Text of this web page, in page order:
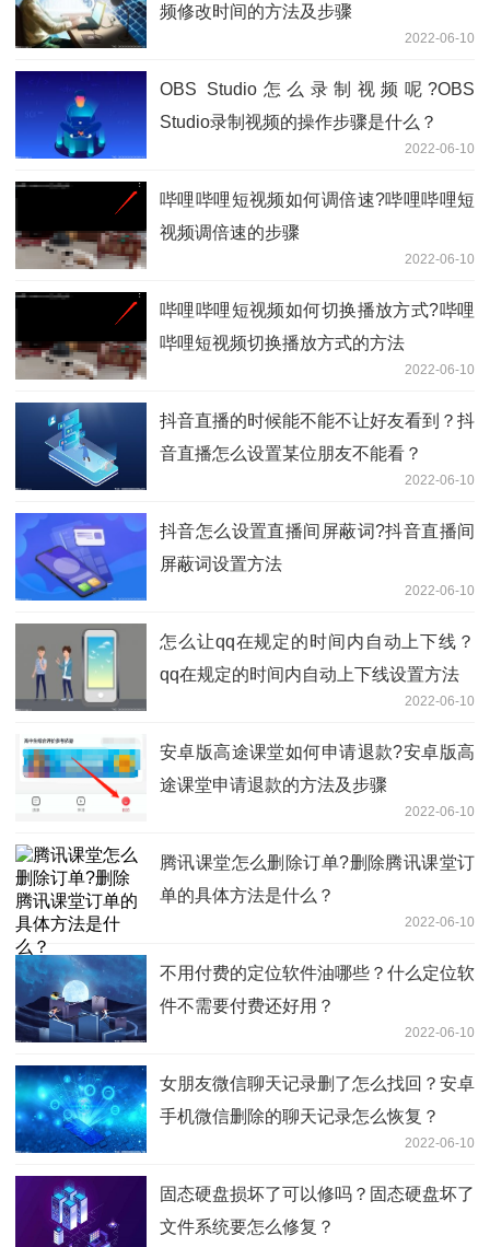
频修改时间的方法及步骤
2022-06-10
OBS Studio怎么录制视频呢?OBS
Studio录制视频的操作步骤是什么？
2022-06-10
哔哩哔哩短视频如何调倍速?哔哩哔哩短
视频调倍速的步骤
2022-06-10
哔哩哔哩短视频如何切换播放方式?哔哩
哔哩短视频切换播放方式的方法
2022-06-10
抖音直播的时候能不能不让好友看到？抖
音直播怎么设置某位朋友不能看？
2022-06-10
抖音怎么设置直播间屏蔽词?抖音直播间
屏蔽词设置方法
2022-06-10
怎么让qq在规定的时间内自动上下线？
qq在规定的时间内自动上下线设置方法
2022-06-10
安卓版高途课堂如何申请退款?安卓版高
途课堂申请退款的方法及步骤
2022-06-10
腾讯课堂怎么删除订单?删除腾讯课堂订
单的具体方法是什么？
2022-06-10
不用付费的定位软件油哪些？什么定位软
件不需要付费还好用？
2022-06-10
女朋友微信聊天记录删了怎么找回？安卓
手机微信删除的聊天记录怎么恢复？
2022-06-10
固态硬盘损坏了可以修吗？固态硬盘坏了
文件系统要怎么修复？